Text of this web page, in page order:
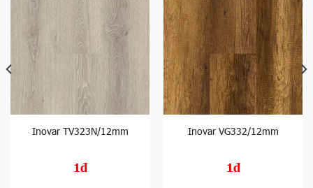
Inovar TV323N/12mm
1đ
Inovar VG332/12mm
1đ